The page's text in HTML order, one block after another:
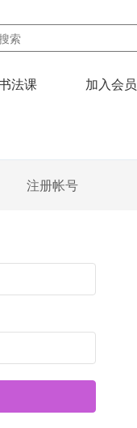
法课 加入会员
注册帐号